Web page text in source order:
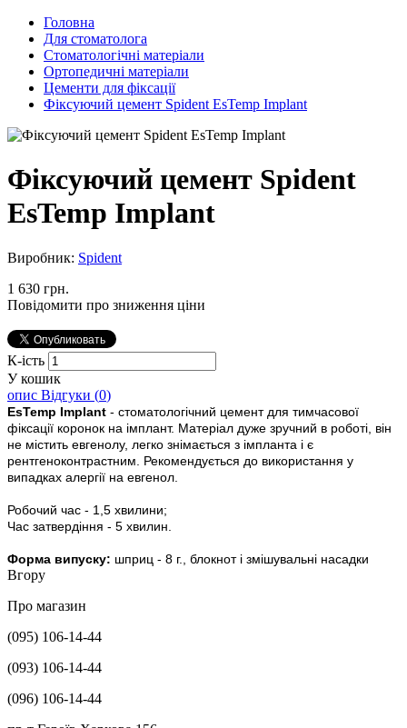
Головна
Для стоматолога
Стоматологічні матеріали
Ортопедичні матеріали
Цементи для фіксації
Фіксуючий цемент Spident EsTemp Implant
Фіксуючий цемент Spident
EsTemp Implant
Виробник: Spident
1 630 грн.
Повідомити про зниження ціни
К-ість
У кошик
опис Відгуки (0)
EsTemp Implant - стоматологічний цемент для тимчасової
фіксації коронок на імплант. Матеріал дуже зручний в роботі, він
не містить евгенолу, легко знімається з імпланта і є
рентгеноконтрастним. Рекомендується до використання у
випадках алергії на евгенол.
Робочий час - 1,5 хвилини;
Час затвердіння - 5 хвилин.
Форма випуску: шприц - 8 г., блокнот і змішувальні насадки
Вгору
Про магазин
(095) 106-14-44
(093) 106-14-44
(096) 106-14-44